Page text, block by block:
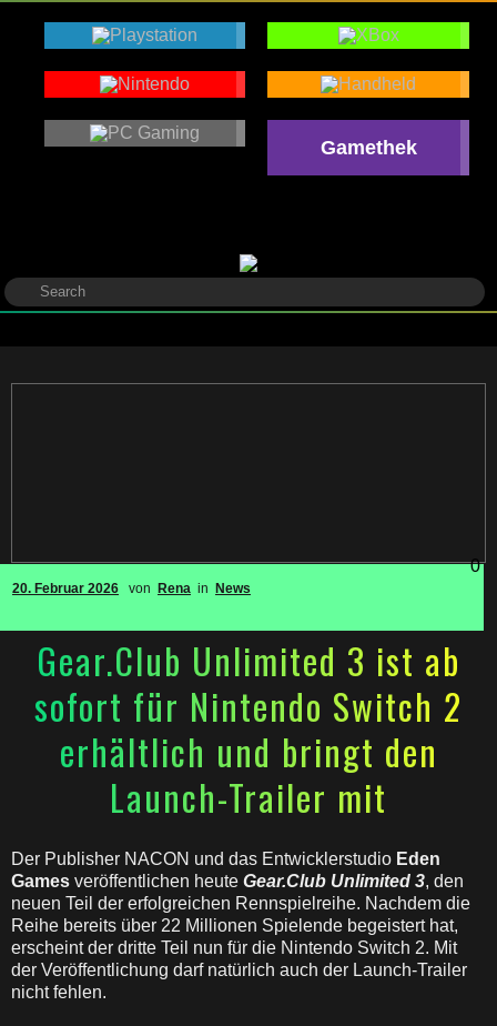
Gamethek
20. Februar 2026 von Rena in News
0
Gear.Club Unlimited 3 ist ab
sofort für Nintendo Switch 2
erhältlich und bringt den
Launch-Trailer mit
Der Publisher NACON und das Entwicklerstudio Eden
Games veröffentlichen heute Gear.Club Unlimited 3, den
neuen Teil der erfolgreichen Rennspielreihe. Nachdem die
Reihe bereits über 22 Millionen Spielende begeistert hat,
erscheint der dritte Teil nun für die Nintendo Switch 2. Mit
der Veröffentlichung darf natürlich auch der Launch-Trailer
nicht fehlen.